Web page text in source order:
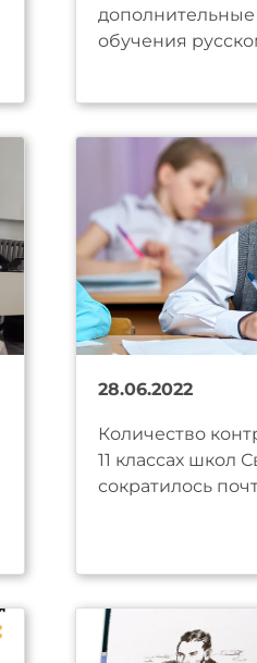
обучения
28.06.2022
Количество
11 классах школ
сократилось